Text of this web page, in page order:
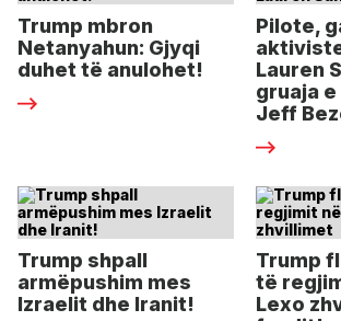
Trump mbron
Netanyahun: Gjyqi
duhet të anulohet!
Pilote,
Lauren
gruaja
Jeff
Trump shpall
armëpushim mes
Izraelit dhe Iranit!
Trump
të
Lexo